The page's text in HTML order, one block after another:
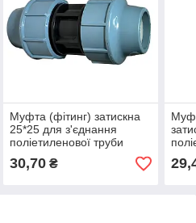
Муфта (фітинг) затискна
25*25 для з'єднання
поліетиленової труби
діаметром 25 мм
30,70₴